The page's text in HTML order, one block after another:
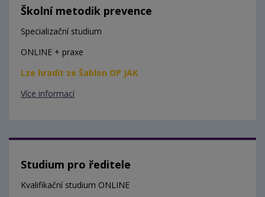
Školní metodik prevence
Specializační studium
ONLINE + praxe
Lze hradit ze Šablon OP JAK
Více informací
Studium pro ředitele
Kvalifikační studium ONLINE